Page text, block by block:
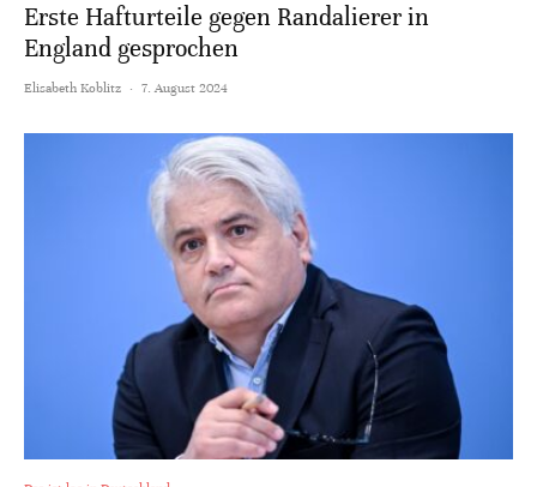
Erste Hafturteile gegen Randalierer in
England gesprochen
Elisabeth Koblitz · 7. August 2024